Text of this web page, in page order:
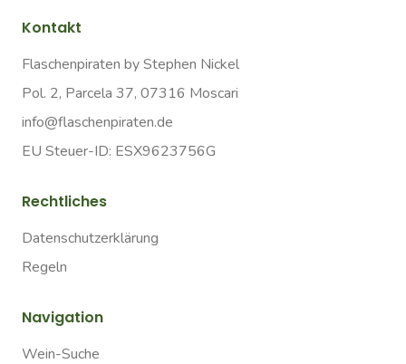
Kontakt
Flaschenpiraten by Stephen Nickel
Pol. 2, Parcela 37, 07316 Moscari
info@flaschenpiraten.de
EU Steuer-ID: ESX9623756G
Rechtliches
Datenschutzerklärung
Regeln
Navigation
Wein-Suche